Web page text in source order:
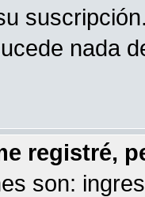
nada
registré,
son: